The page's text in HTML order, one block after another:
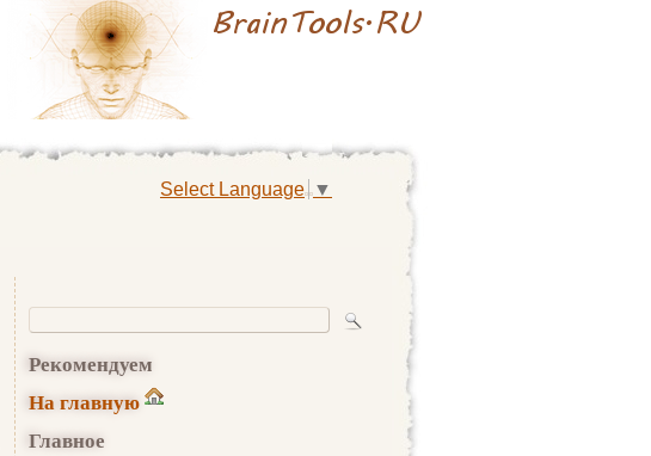
Select Language ▼
Рекомендуем
На главную
Главное